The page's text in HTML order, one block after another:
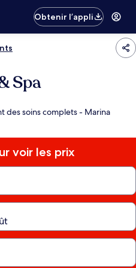
Obtenir l’appli
Spa
des soins complets - Marina
voir les prix